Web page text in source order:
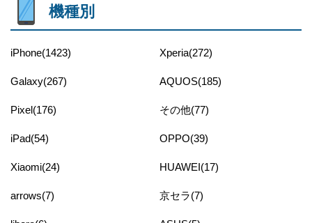
機種別
iPhone(1423) Xperia(272)
Galaxy(267) AQUOS(185)
Pixel(176) その他(77)
iPad(54) OPPO(39)
Xiaomi(24) HUAWEI(17)
arrows(7) 京セラ(7)